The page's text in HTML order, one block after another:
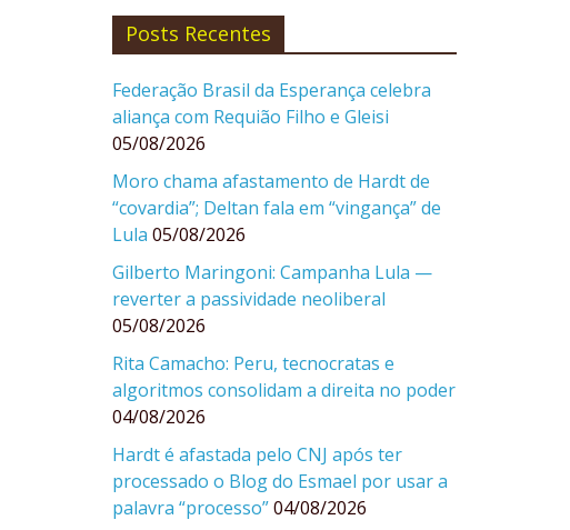
Posts Recentes
Federação Brasil da Esperança celebra
aliança com Requião Filho e Gleisi
05/08/2026
Moro chama afastamento de Hardt de
“covardia”; Deltan fala em “vingança” de
Lula 05/08/2026
Gilberto Maringoni: Campanha Lula —
reverter a passividade neoliberal
05/08/2026
Rita Camacho: Peru, tecnocratas e
algoritmos consolidam a direita no poder
04/08/2026
Hardt é afastada pelo CNJ após ter
processado o Blog do Esmael por usar a
palavra “processo”04/08/2026